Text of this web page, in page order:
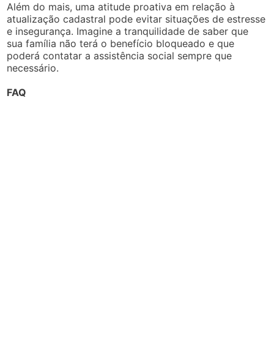
Além do mais, uma atitude proativa em relação à
atualização cadastral pode evitar situações de estresse
e insegurança. Imagine a tranquilidade de saber que
sua família não terá o benefício bloqueado e que
poderá contatar a assistência social sempre que
necessário.
FAQ